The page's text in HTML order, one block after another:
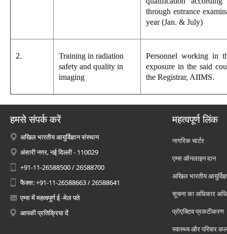
through entrance
year (Jan. & July)
2.
Training in radiation
safety and quality in
imaging
Personnel working in
exposure in the said
the Registrar, AIIMS.
हमसे संपर्क करें
अखिल भारतीय आयुर्विज्ञान संस्थान
अंसारी नगर, नई दिल्ली - 110029
+91-11-26588500 / 26588700
फैक्स: +91-11-26588663 / 26588641
एम्स में महत्वपूर्ण ई -मेल पते
आपकी प्रतिक्रिया दें
महत्वपूर्ण लिंक
नागरिक चार्टर
एम्स ऑनलाइन दान
अखिल भारतीय
सूचना का अधिकार
प्रोएक्टिव प्रकटीकरण
स्वास्थ्य और परिवार